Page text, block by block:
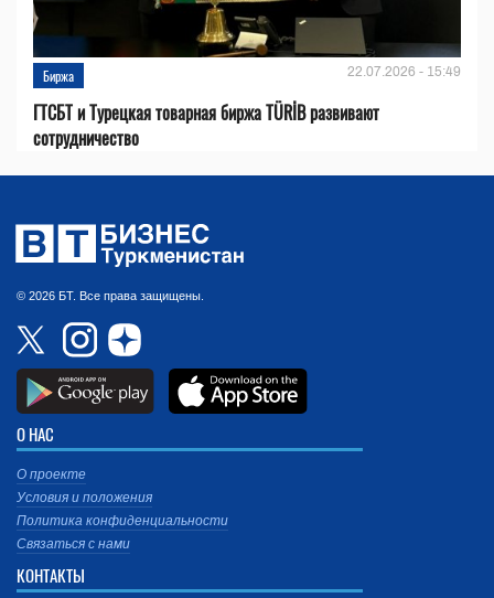
Биржа 22.07.2026 - 15:49
ГТСБТ и Турецкая товарная биржа TÜRİB развивают
сотрудничество
© 2026 БТ. Все права защищены.
О НАС
О проекте
Условия и положения
Политика конфиденциальности
Связаться с нами
КОНТАКТЫ